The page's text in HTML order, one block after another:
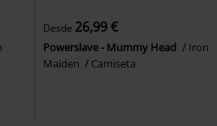
Desde 26,99 €
Powerslave - Mummy Head
Iron
Maiden
Camiseta